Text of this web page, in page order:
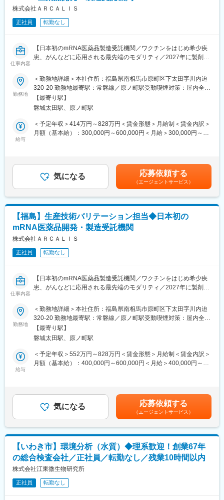
（CDMO）です。COVID-19を含む次世代mRNAワクチンの製造
施設を建設しています。「世界初の統合型mRNA医薬品CDMO事
業者として」mRNA医薬品の原薬製造と製剤製造の両方を手掛け
る世界初の統合型mRNA医薬品CDMOを目指しています。
当社はGMP準拠のmRNA原薬製造施設を2023年7月に竣工しまし
た。2024年からは世界で初めて承認された次世代ｍRNAワクチン
（レプリコン）の商品化を予定しています。2027年には製剤工場
製造を請け負うことが可能となります。
変更の範囲：会社の定める業務
株式会社ＡＲＣＡＬＩＳ
正社員 転勤なし
仕事内容
【日本初のmRNA医薬品製造受託機関／ワクチンをはじめ希少疾
患、がんなどに応用される最先端のモダリティ／2027年に製剤工
■仕事内容：
商用生産品・治験薬GMPにおける製造業務全般を担っていただき
ます。
※ご経験に応じて、原薬ないしは製剤チームへの配属を決定しま
す。
・製造オペレーション業務
・関連部署との情報共有および情報交換
療、疾患治療に応用される革新的な医薬品です。新型コロナウイ
ルス感染症をきっかけに実用化された新しいモダリティですが、
感染症分野だけでなく、希少疾患、がん、再生医療やゲノム編集
医療への応用まで幅広い用途での医薬品、ワクチンを狙った研究
開発がスタートしています。
■南相馬事業所（本社）について
「mRNA医薬品を、福島から世界へ」を合言葉に、最大で年間約
10億回分の接種量に相当するmRNAワクチンの原薬を製造できる
医薬品工場です。製造技術開発施設も竣工予定であり、mRNA医
しています。
マイカー通勤が可能であり、借り上げ社宅制度や男性も含めた育
児休暇制度など、福利厚生も充実しています。
当社は日本初のmRNA医薬品の開発・製造を受託する機関
（CDMO）です。COVID-19を含む次世代mRNAワクチンの製造
変更の範囲：会社の定める業務
勤務地
＜勤務地詳細＞本社住所：福島県南相馬市原町区下太田字川内迫
320-20 勤務地最寄駅：常磐線／原ノ町駅受動喫煙対策：屋内全面
禁煙変更の範囲：会社の定める事業所
【最寄り駅】
磐城太田駅、原ノ町駅
給与
＜予定年収＞414万円～828万円＜賃金形態＞月給制＜賃金内訳＞
月額（基本給）：300,000円～600,000円＜月給＞300,000円～
ディション手当賃金はあくまでも目安の金額であり、選考を通じ
て上下する可能性があります。月給(月額)は固定手当を含めた表記
です。
気になる 応募依頼する
（エージェントサービス）
【福島】生産技術バリテーション担当◆日本初の
mRNA医薬品開発・製造受託機関
株式会社ＡＲＣＡＬＩＳ
正社員 転勤なし
仕事内容
【日本初のmRNA医薬品製造受託機関／ワクチンをはじめ希少疾
患、がんなどに応用される最先端のモダリティ／2027年に製剤工
■仕事内容：
商用生産品や治験薬のバリデーションを中心とした、生産技術業
務全般を担っていただきます。
・技術移管、製造プロセスの改善・最適化（歩留まり向上、品質
安定化）
・新規設備導入
・中長期的な生産性向上に向けた施策立案
・治験薬対応
いて体内で特定のタンパク質を生成させ、感染症予防やがん治
療、疾患治療に応用される革新的な医薬品です。新型コロナウイ
ルス感染症をきっかけに実用化された新しいモダリティですが、
感染症分野だけでなく、希少疾患、がん、再生医療やゲノム編集
医療への応用まで幅広い用途での医薬品、ワクチンを狙った研究
開発がスタートしています。
勤務地
＜勤務地詳細＞本社住所：福島県南相馬市原町区下太田字川内迫
320-20 勤務地最寄駅：常磐線／原ノ町駅受動喫煙対策：屋内全面
禁煙変更の範囲：会社の定める事業所
【最寄り駅】
磐城太田駅、原ノ町駅
給与
＜予定年収＞552万円～828万円＜賃金形態＞月給制＜賃金内訳＞
月額（基本給）：400,000円～600,000円＜月給＞400,000円～
ディション手当賃金はあくまでも目安の金額であり、選考を通じ
て上下する可能性があります。月給(月額)は固定手当を含めた表記
です。
気になる 応募依頼する
（エージェントサービス）
【いわき市】環境分析（水質）◆理系歓迎！創業67年
の総合検査会社／正社員／転勤なし／残業10時間以内
株式会社江東微生物研究所
正社員 転勤なし